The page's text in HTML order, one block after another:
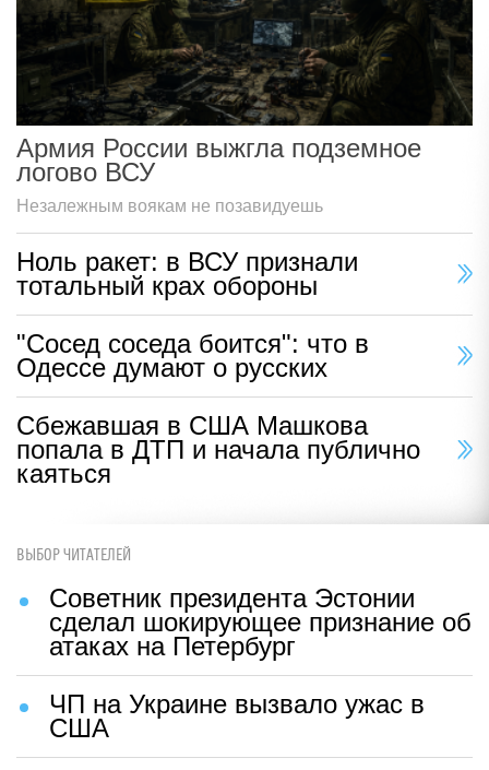
Армия России выжгла подземное
логово ВСУ
Незалежным воякам не позавидуешь
Ноль ракет: в ВСУ признали
тотальный крах обороны
"Сосед соседа боится": что в
Одессе думают о русских
Сбежавшая в США Машкова
попала в ДТП и начала публично
каяться
ВЫБОР ЧИТАТЕЛЕЙ
Советник президента Эстонии
сделал шокирующее признание об
атаках на Петербург
ЧП на Украине вызвало ужас в
США